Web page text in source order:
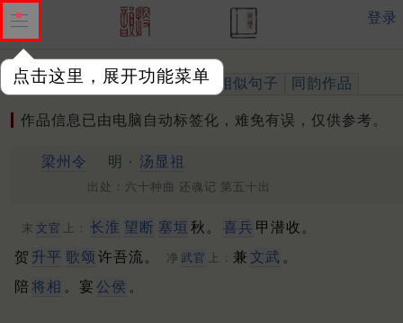
点击这里，展开功能菜单
登录
作品 标注四声 出处、引用 相似句子 同韵作品
作品信息已由电脑自动标签化，难免有误，仅供参考。
梁州 令 明 · 汤显祖
出处：六十种曲 还魂记 第五十出
末 文官 上： 长淮 望断 塞垣 秋。 喜兵 甲潜收。
贺 升平 歌颂 许吾流。 净 武官 上： 兼 文武 。
陪 将相 。宴 公侯 。